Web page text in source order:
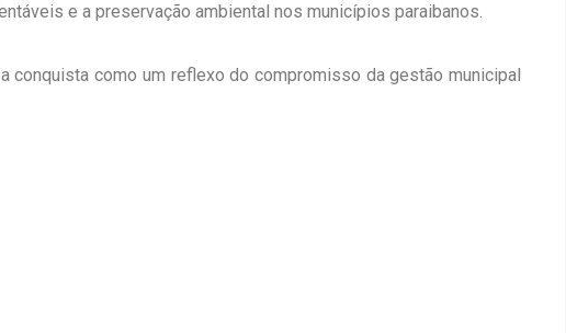
e a preservação ambiental nos municípios paraibanos.
conquista como um reflexo do compromisso da gestão municipal